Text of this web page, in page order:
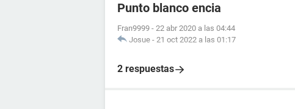
Punto blanco encia
Fran9999 - 22 abr 2020 a las 04:44
Josue - 21 oct 2022 a las 01:17
2 respuestas